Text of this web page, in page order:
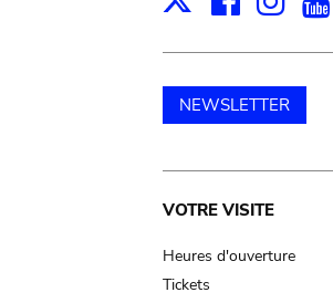
NEWSLETTER
Main
navigation
VOTRE VISITE
Heures d'ouverture
Tickets